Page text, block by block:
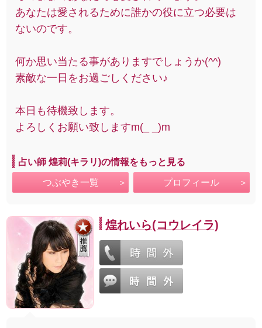
あなたは愛されるために誰かの役に立つ必要は
ないのです。
何か思い当たる事がありますでしょうか(^^)
素敵な一日をお過ごしください♪
本日も待機致します。
よろしくお願い致しますm(_ _)m
占い師 煌莉(キラリ)の情報をもっと見る
つぶやき一覧 プロフィール
煌れいら(コウレイラ)